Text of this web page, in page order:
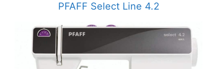
PFAFF Select Line 4.2